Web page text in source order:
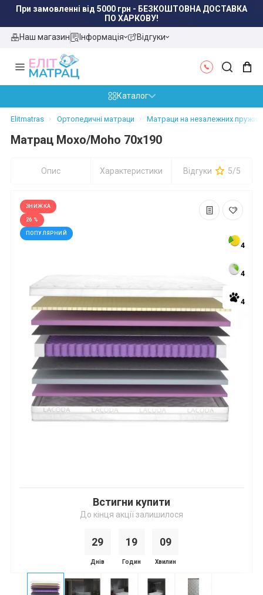
Наш магазин Інформація Відгуки
Каталог
Elitmatras Ортопедичні матраци Матраци на незалежних
Матрац Мохо/Moho 70x190
Опис Характеристики Відгуки 5/5
4
4
4
ЗНИЖКА
26 %
ПОПУЛЯРНИЙ
Встигни купити
До кінця акції залишилося
29
Днів
19
Годин
09
Хвилин